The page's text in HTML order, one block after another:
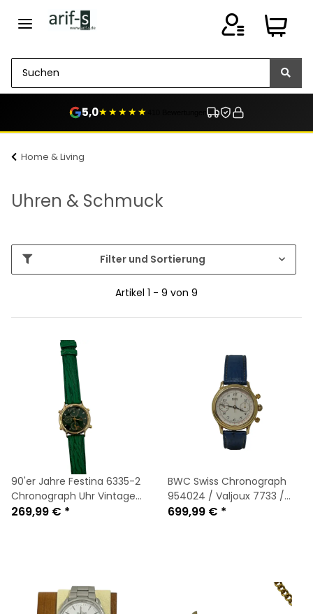
5,0★★★★★
Home & Living
Uhren & Schmuck
Filter und Sortierung
Artikel 1 - 9 von 9
90'er Jahre Festina 6335-2
Chronograph Uhr Vintage
Retro / NEU
269,99 € *
BWC Swiss Chronograph
954024 / Valjoux 7733 /
Handaufzug / Vintage /
699,99 € *